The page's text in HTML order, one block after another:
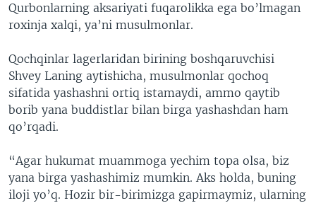
Qurbonlarning aksariyati fuqarolikka ega bo’lmagan
roxinja xalqi, ya’ni musulmonlar.
Qochqinlar lagerlaridan birining boshqaruvchisi
Shvey Laning aytishicha, musulmonlar qochoq
sifatida yashashni ortiq istamaydi, ammo qaytib
borib yana buddistlar bilan birga yashashdan ham
qo’rqadi.
“Agar hukumat muammoga yechim topa olsa, biz
yana birga yashashimiz mumkin. Aks holda, buning
iloji yo’q. Hozir bir-birimizga gapirmaymiz, ularning